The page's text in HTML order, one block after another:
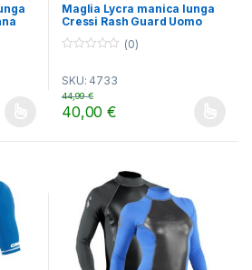
varianti. Le opzioni possono essere
Maglia Lycra manica lunga
Cressi Rash Guard Uomo
u
t
o
f
(0)
SKU: 4733
40,00€
44,99€
Questo prodotto ha più